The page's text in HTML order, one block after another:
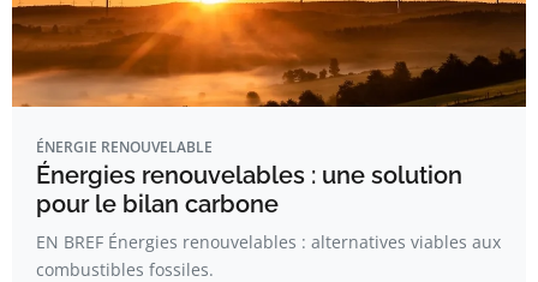
ÉNERGIE RENOUVELABLE
Énergies renouvelables : une solution
pour le bilan carbone
EN BREF Énergies renouvelables : alternatives viables aux
combustibles fossiles.